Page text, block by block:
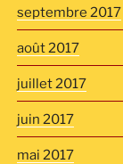
septembre 2017
août 2017
juillet 2017
juin 2017
mai 2017